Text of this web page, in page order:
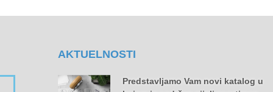
AKTUELNOSTI
Predstavljamo Vam novi katalog u